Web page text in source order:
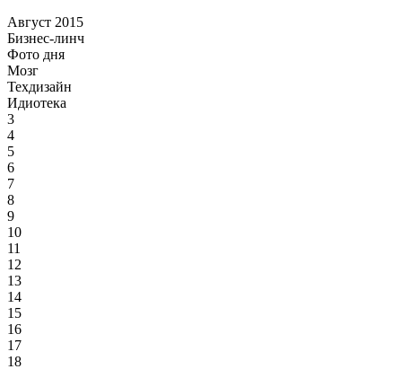
Август 2015
Бизнес-линч
Фото дня
Мозг
Техдизайн
Идиотека
3
4
5
6
7
8
9
10
11
12
13
14
15
16
17
18